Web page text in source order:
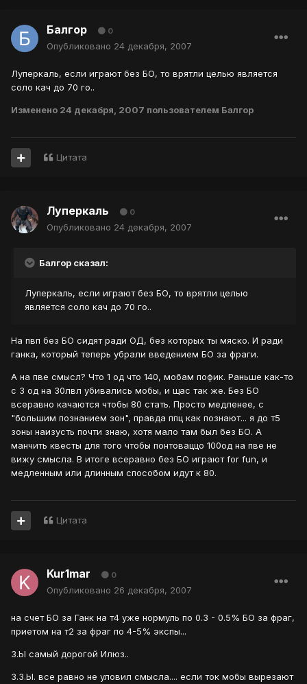
Балгор 0
Опубликовано 24 декабря, 2007
Луперкаль, если играют без БО, то врятли целью является
соло кач до 70 го..
Изменено 24 декабря, 2007 пользователем Балгор
Цитата
Луперкаль 0
Опубликовано 24 декабря, 2007
Балгор сказал:
Луперкаль, если играют без БО, то врятли целью
является соло кач до 70 го..
На пвп без БО сидят ради ОД, без которых ты мяско. И ради
ганка, который теперь убрали введением БО за фраги.
А на пве смысл? Что 1 од что 140, мобам пофик. Раньше как-то
с 3 од на 30лвл убивались мобы, и щас так же. Без БО
всеравно качаются чтобы 80 стать. Просто медленее, с
"большим познанием зон", правда ппц как познают... я до т5
зоны наизусть почти знаю, хотя мало там был без БО. А
манчить квесты для того чтобы понтоваццо 100од на пве не
вижу смысла. В итоге всеравно без БО играют for fun, и
медленным или длинным способом идут к 80.
Цитата
Kur1mar 0
Опубликовано 26 декабря, 2007
на счет БО за Ганк на т4 уже нормуль по 0.3 - 0.5% БО за фраг,
приетом на т2 за фраг по 4-5% экспы...
З.Ы самый дорогой Илюз..
З.З.Ы. все равно не уловил смысла.... если ток мобы вырезают